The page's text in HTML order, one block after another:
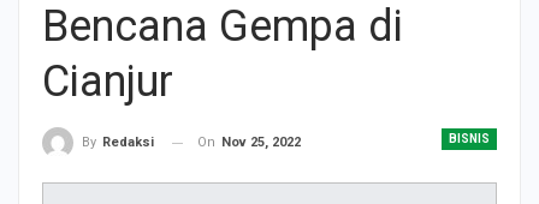
Bencana Gempa di
Cianjur
BISNIS
By Redaksi On Nov 25, 2022